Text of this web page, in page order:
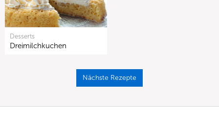
Desserts
Dreimilchkuchen
Nächste Rezepte